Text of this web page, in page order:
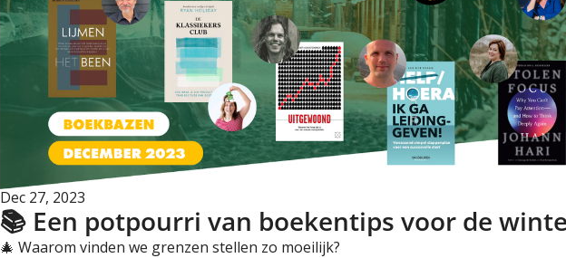
Dec 27, 2023
📚 Een potpourri van boekentips voor de
🎄 Waarom vinden we grenzen stellen zo moeilijk?